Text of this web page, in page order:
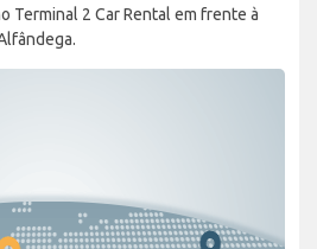
Terminal 2 Car Rental em frente à